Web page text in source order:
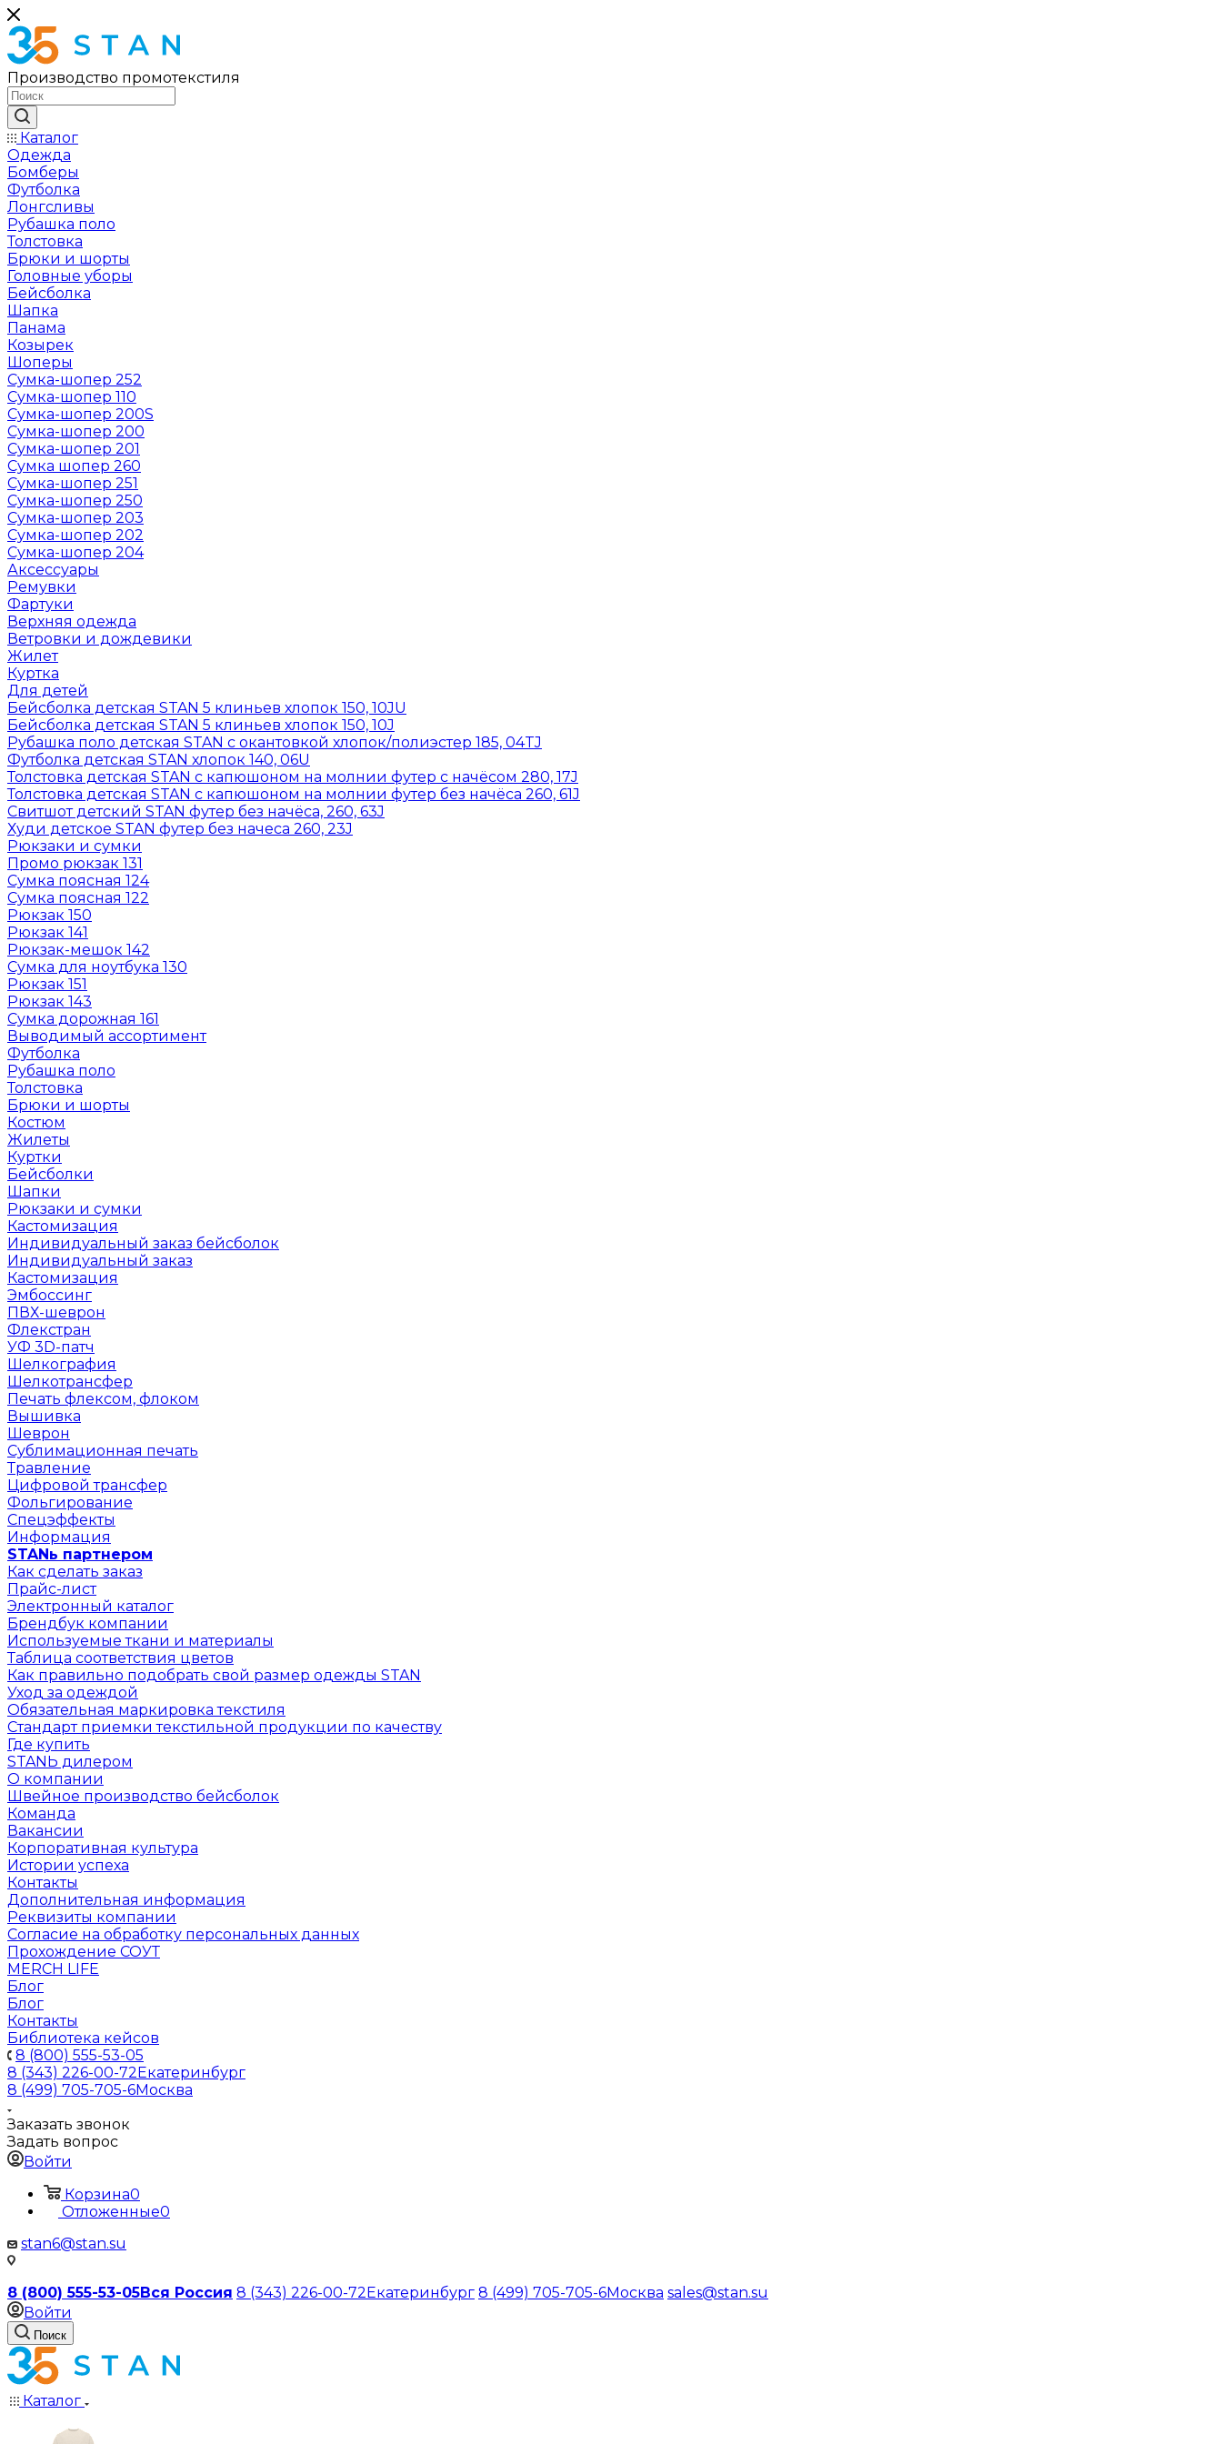
Производство промотекстиля
Каталог
Одежда
Бомберы
Футболка
Лонгсливы
Рубашка поло
Толстовка
Брюки и шорты
Головные уборы
Бейсболка
Шапка
Панама
Козырек
Шоперы
Сумка-шопер 252
Сумка-шопер 110
Сумка-шопер 200S
Сумка-шопер 200
Сумка-шопер 201
Сумка шопер 260
Сумка-шопер 251
Сумка-шопер 250
Сумка-шопер 203
Сумка-шопер 202
Сумка-шопер 204
Аксессуары
Ремувки
Фартуки
Верхняя одежда
Ветровки и дождевики
Жилет
Куртка
Для детей
Бейсболка детская STAN 5 клиньев хлопок 150, 10JU
Бейсболка детская STAN 5 клиньев хлопок 150, 10J
Рубашка поло детская STAN с окантовкой хлопок/полиэстер 185, 04TJ
Футболка детская STAN хлопок 140, 06U
Толстовка детская STAN с капюшоном на молнии футер с начёсом 280, 17J
Толстовка детская STAN с капюшоном на молнии футер без начёса 260, 61J
Свитшот детский STAN футер без начёса, 260, 63J
Худи детское STAN футер без начеса 260, 23J
Рюкзаки и сумки
Промо рюкзак 131
Сумка поясная 124
Сумка поясная 122
Рюкзак 150
Рюкзак 141
Рюкзак-мешок 142
Сумка для ноутбука 130
Рюкзак 151
Рюкзак 143
Сумка дорожная 161
Выводимый ассортимент
Футболка
Рубашка поло
Толстовка
Брюки и шорты
Костюм
Жилеты
Куртки
Бейсболки
Шапки
Рюкзаки и сумки
Кастомизация
Индивидуальный заказ бейсболок
Индивидуальный заказ
Кастомизация
Эмбоссинг
ПВХ-шеврон
Флекстран
УФ 3D-патч
Шелкография
Шелкотрансфер
Печать флексом, флоком
Вышивка
Шеврон
Сублимационная печать
Травление
Цифровой трансфер
Фольгирование
Спецэффекты
Информация
STANь партнером
Как сделать заказ
Прайс-лист
Электронный каталог
Брендбук компании
Используемые ткани и материалы
Таблица соответствия цветов
Как правильно подобрать свой размер одежды STAN
Уход за одеждой
Обязательная маркировка текстиля
Стандарт приемки текстильной продукции по качеству
Где купить
STANЬ дилером
О компании
Швейное производство бейсболок
Команда
Вакансии
Корпоративная культура
Истории успеха
Контакты
Дополнительная информация
Реквизиты компании
Согласие на обработку персональных данных
Прохождение СОУТ
MERCH LIFE
Блог
Блог
Контакты
Библиотека кейсов
8 (800) 555-53-05
8 (343) 226-00-72Екатеринбург
8 (499) 705-705-6Москва
Заказать звонок
Задать вопрос
Войти
Корзина0
Отложенные0
stan6@stan.su
8 (800) 555-53-05Вся Россия 8 (343) 226-00-72Екатеринбург 8 (499) 705-705-6Москва sales@stan.su
Войти
Поиск
Каталог